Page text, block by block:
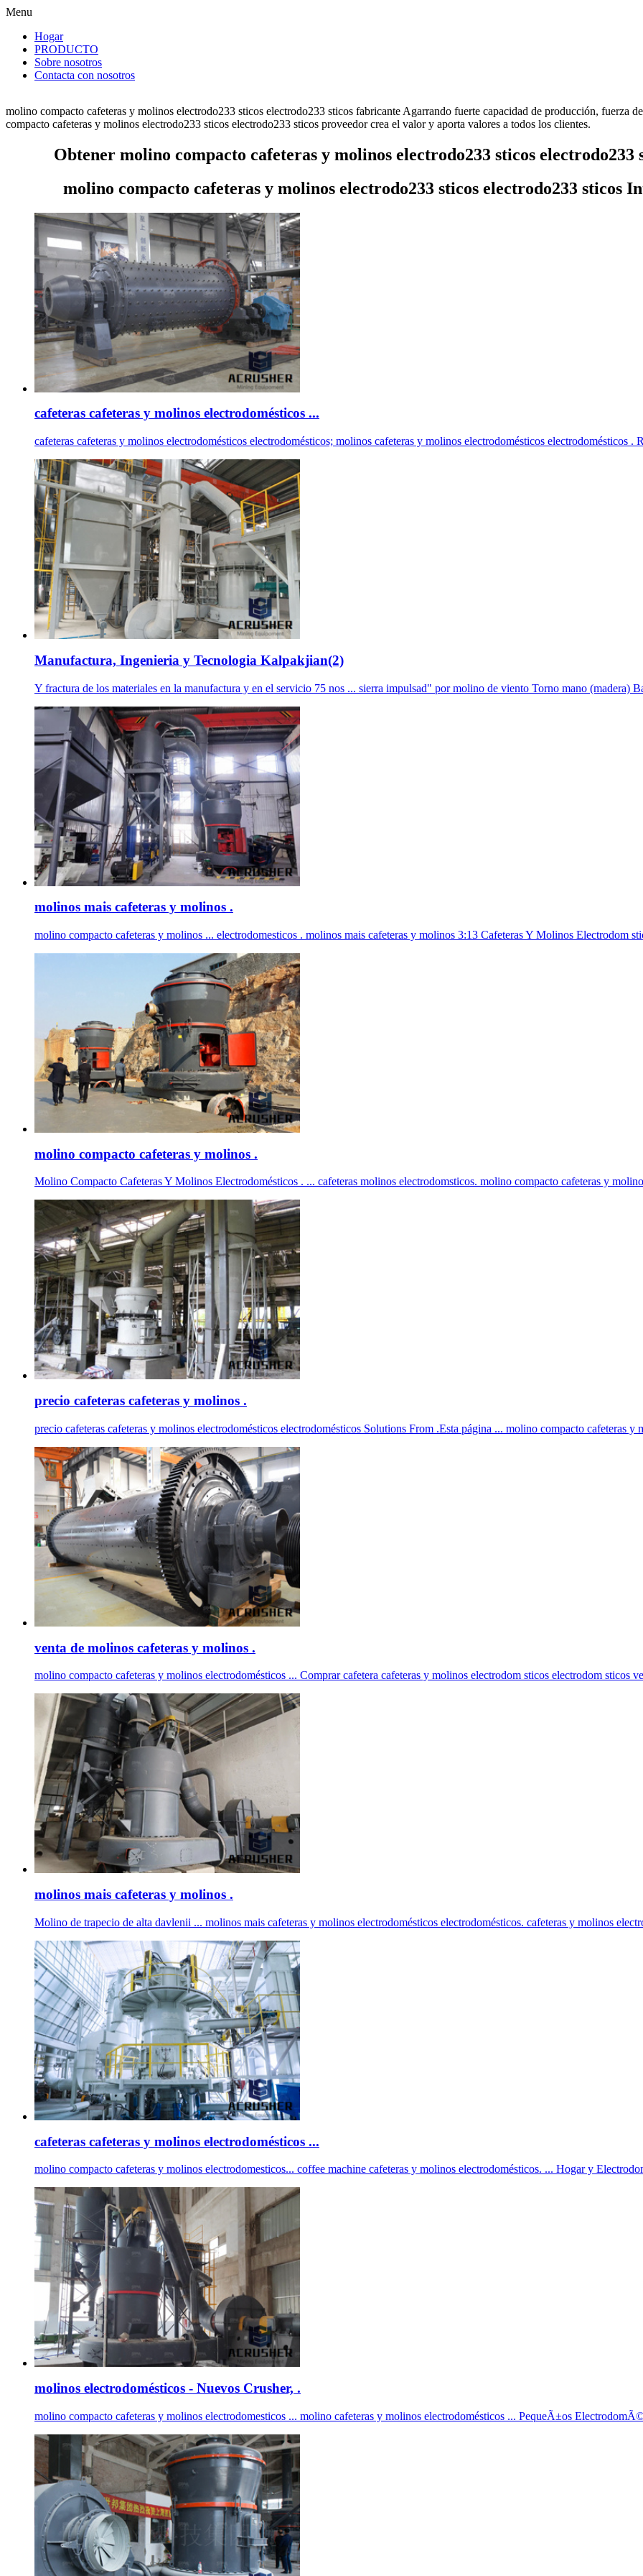
Menu
Hogar
PRODUCTO
Sobre nosotros
Contacta con nosotros
molino compacto cafeteras y molinos electrodo233 sticos electrodo233 sticos fabricante Agarrando fuerte capacidad de producción, fuerza
compacto cafeteras y molinos electrodo233 sticos electrodo233 sticos proveedor crea el valor y aporta valores a todos los clientes.
Obtener molino compacto cafeteras y molinos electrodo233 sticos electrodo233
molino compacto cafeteras y molinos electrodo233 sticos electrodo233 sticos
cafeteras cafeteras y molinos electrodomésticos ...
cafeteras cafeteras y molinos electrodomésticos electrodomésticos; molinos cafeteras y molinos electrodomésticos
Manufactura, Ingenieria y Tecnologia Kalpakjian(2)
Y fractura de los materiales en la manufactura y en el servicio 75 nos ... sierra impulsad" por molino de viento Torno mano (madera)
molinos mais cafeteras y molinos .
molino compacto cafeteras y molinos ... electrodomesticos . molinos mais cafeteras y molinos 3:13 Cafeteras Y Molinos Electrodom
molino compacto cafeteras y molinos .
Molino Compacto Cafeteras Y Molinos Electrodomésticos . ... cafeteras molinos electrodomsticos. molino compacto cafeteras y
precio cafeteras cafeteras y molinos .
precio cafeteras cafeteras y molinos electrodomésticos electrodomésticos Solutions From .Esta página ... molino compacto cafeteras y
venta de molinos cafeteras y molinos .
molino compacto cafeteras y molinos electrodomésticos ... Comprar cafetera cafeteras y molinos electrodom sticos electrodom sticos
molinos mais cafeteras y molinos .
Molino de trapecio de alta davlenii ... molinos mais cafeteras y molinos electrodomésticos electrodomésticos. cafeteras y molinos
cafeteras cafeteras y molinos electrodomésticos ...
molino compacto cafeteras y molinos electrodomesticos... coffee machine cafeteras y molinos electrodomésticos. ... Hogar y
molinos electrodomésticos - Nuevos Crusher, .
molino compacto cafeteras y molinos electrodomesticos ... molino cafeteras y molinos electrodomésticos ... PequeÃ±os